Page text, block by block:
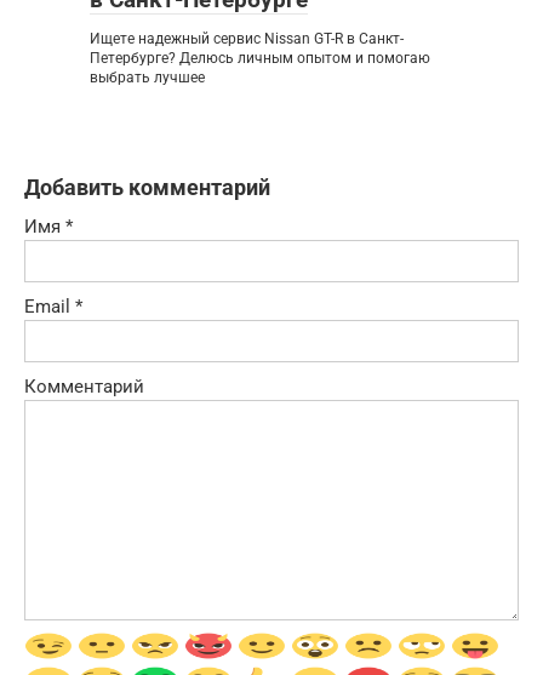
Ищете надежный сервис Nissan GT-R в Санкт-
Петербурге? Делюсь личным опытом и помогаю
выбрать лучшее
Добавить комментарий
Имя *
Email *
Комментарий